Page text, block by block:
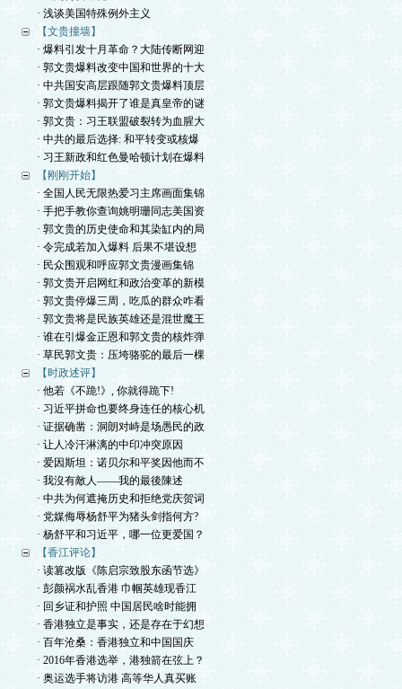
· 浅谈美国特殊例外主义
【文贵撞墙】
· 爆料引发十月革命？大陆传断网迎
· 郭文贵爆料改变中国和世界的十大
· 中共国安高层跟随郭文贵爆料顶层
· 郭文贵爆料揭开了谁是真皇帝的谜
· 郭文贵：习王联盟破裂转为血腥大
· 中共的最后选择: 和平转变或核爆
· 习王新政和红色曼哈顿计划在爆料
【刚刚开始】
· 全国人民无限热爱习主席画面集锦
· 手把手教你查询姚明珊同志美国资
· 郭文贵的历史使命和其染缸内的局
· 令完成若加入爆料 后果不堪设想
· 民众围观和呼应郭文贵漫画集锦
· 郭文贵开启网红和政治变革的新模
· 郭文贵停爆三周，吃瓜的群众咋看
· 郭文贵将是民族英雄还是混世魔王
· 谁在引爆金正恩和郭文贵的核炸弹
· 草民郭文贵：压垮骆驼的最后一棵
【时政述评】
· 他若《不跪!》, 你就得跪下!
· 习近平拼命也要终身连任的核心机
· 证据确凿：洞朗对峙是场愚民的政
· 让人冷汗淋漓的中印冲突原因
· 爱因斯坦：诺贝尔和平奖因他而不
· 我沒有敵人——我的最後陳述
· 中共为何遮掩历史和拒绝党庆贺词
· 党媒侮辱杨舒平为猪头剑指何方?
· 杨舒平和习近平，哪一位更爱国？
【香江评论】
· 读篡改版《陈启宗致股东函节选》
· 彭颜祸水乱香港 巾帼英雄现香江
· 回乡证和护照 中国居民啥时能拥
· 香港独立是事实，还是存在于幻想
· 百年沧桑：香港独立和中国国庆
· 2016年香港选举，港独箭在弦上？
· 奥运选手将访港 高等华人真买账